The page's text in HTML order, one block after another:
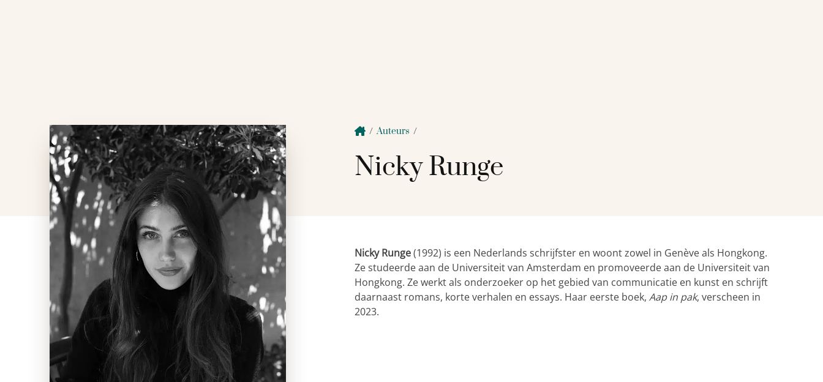
/Auteurs /
Nicky Runge
Nicky Runge(1992) is een Nederlands schrijfster en woont zowel in Genève als Hongkong.
Ze studeerde aan de Universiteit van Amsterdam en promoveerde aan de Universiteit van
Hongkong. Ze werkt als onderzoeker op het gebied van communicatie en kunst en schrijft
daarnaast romans, korte verhalen en essays. Haar eerste boek, Aap in pak, verscheen in
2023.